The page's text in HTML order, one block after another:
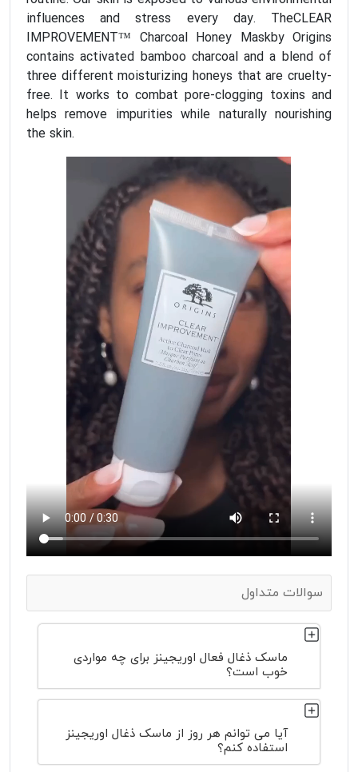
influences and stress every day. TheCLEAR
IMPROVEMENT™ Charcoal Honey Maskby Origins
contains activated bamboo charcoal and a blend of
three different moisturizing honeys that are cruelty-
free. It works to combat pore-clogging toxins and
helps remove impurities while naturally nourishing
the skin.
سوالات متداول
ماسک ذغال فعال اوریجینز برای چه مواردی
خوب است؟
آیا می توانم هر روز از ماسک ذغال اوریجینز
استفاده کنم؟